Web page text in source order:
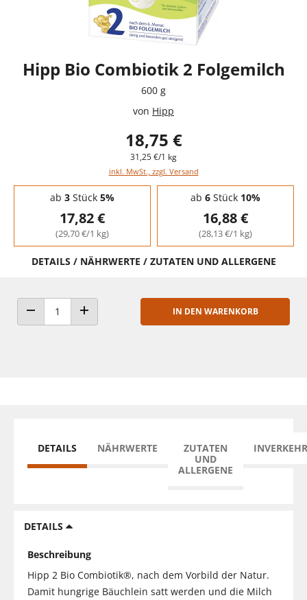
Hipp Bio Combiotik 2 Folgemilch
600 g
von Hipp
18,75 €
31,25 €/1 kg
inkl. MwSt., zzgl. Versand
Staffelpreise - Mengenrabatt
ab 3Stück 5%
17,82 €
(29,70 €/1 kg)
ab 6Stück 10%
16,88 €
(28,13 €/1 kg)
DETAILS / NÄHRWERTE / ZUTATEN UND ALLERGENE
ANZAHL VERRINGERNANZAHL ERHÖHEN
IN DEN WARENKORB
DETAILS NÄHRWERTE
ZUTATEN
UND
ALLERGENE
DETAILS
Beschreibung
Hipp 2 Bio Combiotik®, nach dem Vorbild der Natur.
Damit hungrige Bäuchlein satt werden und die Milch